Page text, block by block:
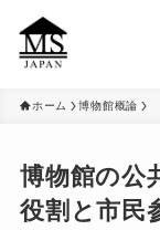
ホーム 博物館概論
博物館の公
役割と市民